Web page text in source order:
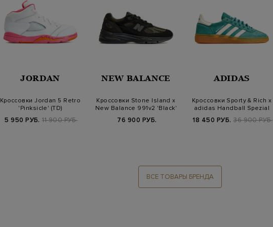
JORDAN
Кроссовки Jordan 5 Retro
'Pinksicle' (TD)
5 950 РУБ. 11 900 РУБ.
NEW BALANCE
Кроссовки Stone Island х
New Balance 991v2 'Black'
76 900 РУБ.
ADIDAS
Кроссовки Sporty & Rich x
adidas Handball Spezial
18 450 РУБ. 36 900 РУБ.
ВСЕ ТОВАРЫ БРЕНДА